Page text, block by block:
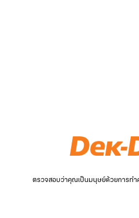
ตรวจสอบว่าคุณเป็นมนุษย์ด้วยการทำ